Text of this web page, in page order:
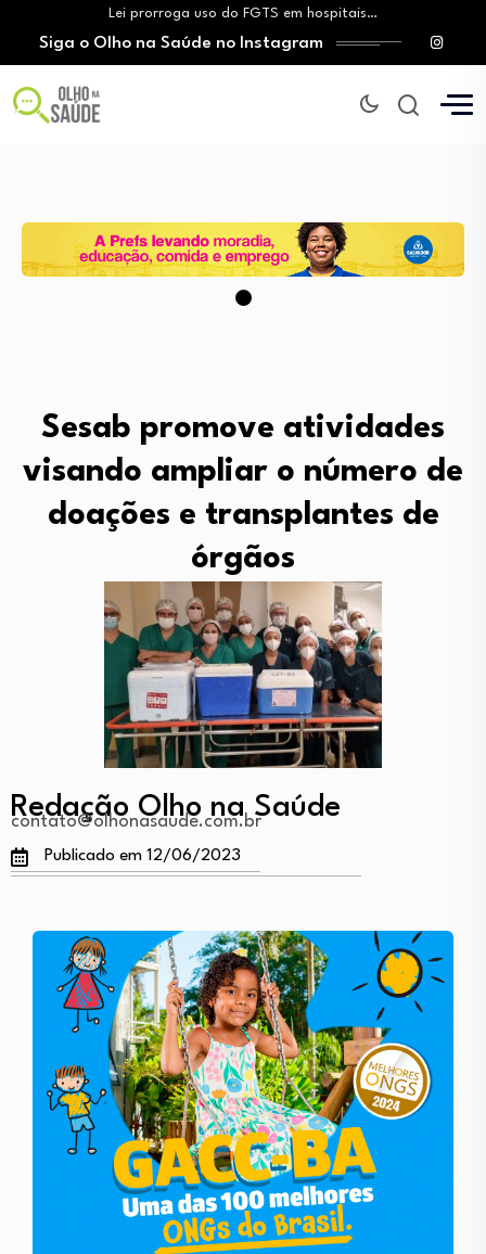
Lei prorroga uso do FGTS em hospitais…
Brasil registra alta taxa de diagnósticos tardios…
O Monte Tabor entrega à Bahia um…
Aleitamento materno: Salvador amplia ações de incentivo…
Medicamento incorporado ao SUS reduz em até…
Siga o Olho na Saúde no Instagram
Sesab promove atividades
visando ampliar o número de
doações e transplantes de
órgãos
Redação Olho na Saúde
contato@olhonasaude.com.br
Publicado em 12/06/2023